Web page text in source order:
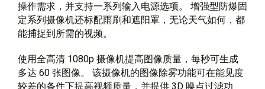
操作需求，并支持一系列输入电源选项。 增强型防爆固
定系列摄像机还标配雨刷和遮阳罩，无论天气如何，都
能捕捉到所需的视频。
使用全高清 1080p 摄像机提高图像质量，每秒可生成
多达 60 张图像。 该摄像机的图像除雾功能可在能见度
较差的条件下提高视频质量，并提供 3D 噪点过滤功